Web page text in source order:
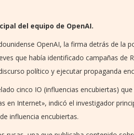
del equipo de OpenAI.
OpenAI, la firma detrás de la
que había identificado campañas de
político y ejecutar propaganda
cinco IO (influencias encubiertas)
en Internet», indicó el investigador
influencia encubiertas.